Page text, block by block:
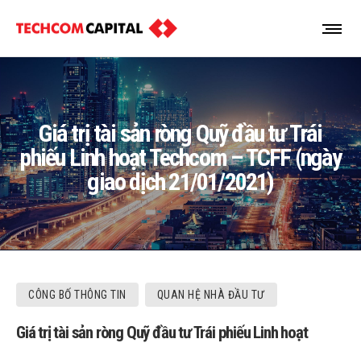
Giá trị tài sản ròng Quỹ đầu tư Trái
phiếu Linh hoạt Techcom – TCFF (ngày
giao dịch 21/01/2021)
CÔNG BỐ THÔNG TIN QUAN HỆ NHÀ ĐẦU TƯ
Giá trị tài sản ròng Quỹ đầu tư Trái phiếu Linh hoạt